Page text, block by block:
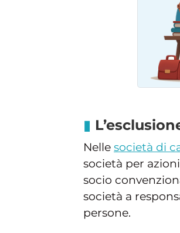
Nelle società di
società per
socio
società a
persone.